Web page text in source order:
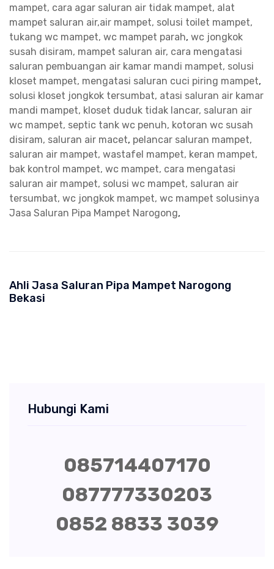
mampet, cara agar saluran air tidak mampet, alat
mampet saluran air,air mampet, solusi toilet mampet,
tukang wc mampet, wc mampet parah, wc jongkok
susah disiram, mampet saluran air, cara mengatasi
saluran pembuangan air kamar mandi mampet, solusi
kloset mampet, mengatasi saluran cuci piring mampet,
solusi kloset jongkok tersumbat, atasi saluran air kamar
mandi mampet, kloset duduk tidak lancar, saluran air
wc mampet, septic tank wc penuh, kotoran wc susah
disiram, saluran air macet, pelancar saluran mampet,
saluran air mampet, wastafel mampet, keran mampet,
bak kontrol mampet, wc mampet, cara mengatasi
saluran air mampet, solusi wc mampet, saluran air
tersumbat, wc jongkok mampet, wc mampet solusinya
Jasa Saluran Pipa Mampet Narogong,
Ahli Jasa Saluran Pipa Mampet Narogong
Bekasi
Hubungi Kami
085714407170
087777330203
0852 8833 3039